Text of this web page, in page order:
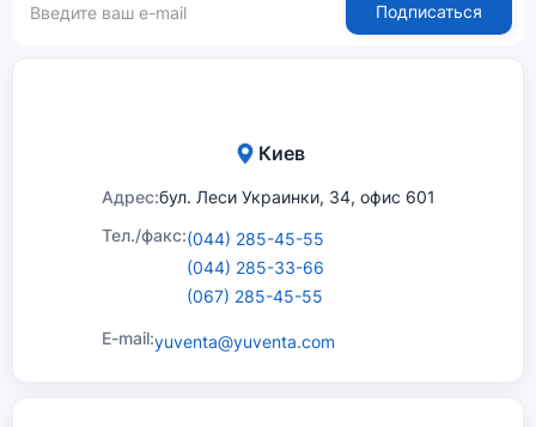
Подписаться
Киев
Адрес:бул. Леси Украинки, 34, офис 601
Тел./факс:(044) 285-45-55
(044) 285-33-66
(067) 285-45-55
E-mail:yuventa@yuventa.com